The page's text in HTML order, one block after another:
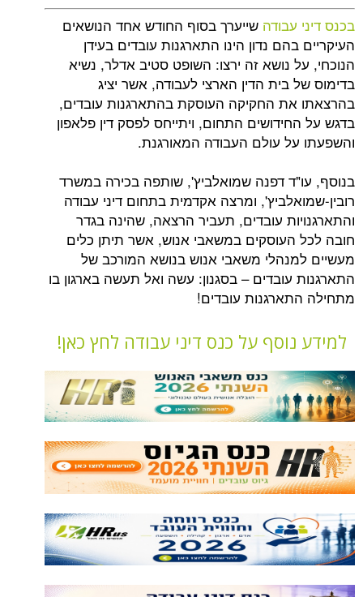
עבודה שייערך בסוף החודש אחד הנושאים
נדון הינו התארגנות עובדים בעידן
נושא זה ירצו: השופט סטיב אדלר, נשיא
בית הדין הארצי לעבודה, אשר יציג
החקיקה העוסקת בהתארגנות עובדים,
התחום, ויתייחס לפסק דין פלאפון
עולם העבודה המאורגנת.
דפנה שמואלביץ', שותפה בכירה במשרד
ומרצה אקדמית בתחום דיני עבודה
עובדים, תעביר הרצאה, שהינה בגדר
במשאבי אנוש, אשר תיתן כלים
משאבי אנוש בנושא המורכב של
– בסגנון: עשה ואל תעשה בארגון בו
עובדים!
על כנס דיני עבודה לחץ כאן!